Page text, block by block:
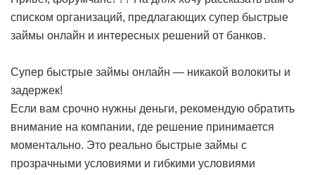
списком организаций, предлагающих супер быстрые
займы онлайн и интересных решений от банков.
Супер быстрые займы онлайн — никакой волокиты и
задержек!
Если вам срочно нужны деньги, рекомендую обратить
внимание на компании, где решение принимается
моментально. Это реально быстрые займы с
прозрачными условиями и гибкими условиями